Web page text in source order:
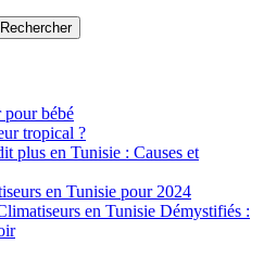
pour bébé
tropical ?
plus en Tunisie : Causes et
en Tunisie pour 2024
en Tunisie Démystifiés :